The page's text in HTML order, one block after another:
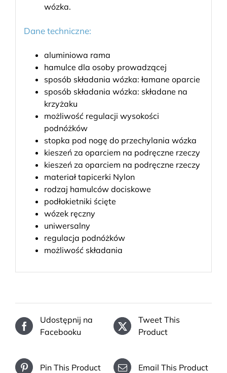
wózka.
Dane techniczne:
aluminiowa rama
hamulce dla osoby prowadzącej
sposób składania wózka: łamane oparcie
sposób składania wózka: składane na
krzyżaku
możliwość regulacji wysokości
podnóżków
stopka pod nogę do przechylania wózka
kieszeń za oparciem na podręczne rzeczy
kieszeń za oparciem na podręczne rzeczy
materiał tapicerki Nylon
rodzaj hamulców dociskowe
podłokietniki ścięte
wózek ręczny
uniwersalny
regulacja podnóżków
możliwość składania
Udostępnij na
Facebooku
Tweet This
Product
Pin This Product Email This Product